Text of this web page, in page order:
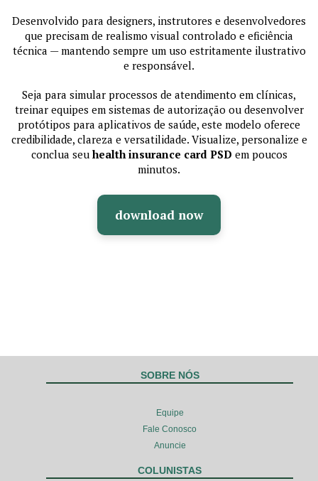
Desenvolvido para designers, instrutores e desenvolvedores
que precisam de realismo visual controlado e eficiência
técnica — mantendo sempre um uso estritamente ilustrativo
e responsável.
Seja para simular processos de atendimento em clínicas,
treinar equipes em sistemas de autorização ou desenvolver
protótipos para aplicativos de saúde, este modelo oferece
credibilidade, clareza e versatilidade. Visualize, personalize e
conclua seu health insurance card PSD em poucos
minutos.
download now
SOBRE NÓS
Equipe
Fale Conosco
Anuncie
COLUNISTAS